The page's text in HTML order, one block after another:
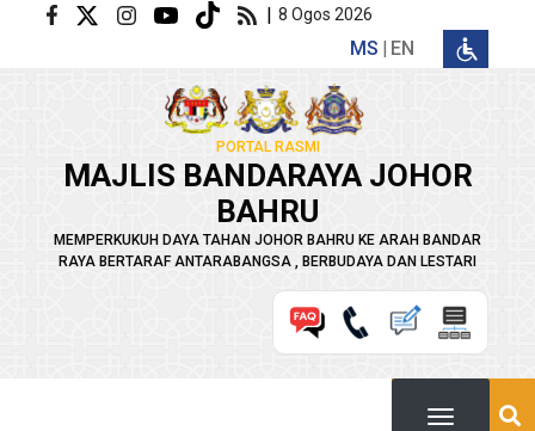
Langkau ke kandungan utama | 8 Ogos 2026
MS EN
PORTAL RASMI
MAJLIS BANDARAYA JOHOR
BAHRU
MEMPERKUKUH DAYA TAHAN JOHOR BAHRU KE ARAH BANDAR
RAYA BERTARAF ANTARABANGSA , BERBUDAYA DAN LESTARI